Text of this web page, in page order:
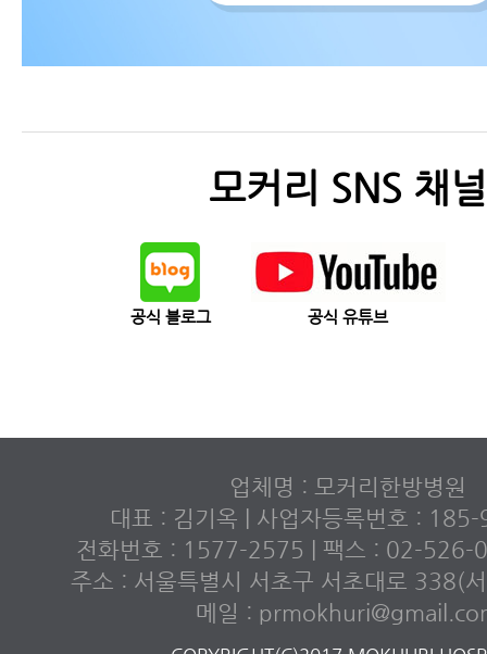
모커리 SNS 채널
공식 블로그 공식 유튜브
업체명 : 모커리한방병원
대표 : 김기옥 | 사업자등록번호 :
전화번호 : 1577-2575 | 팩스 : 02-526-
주소 : 서울특별시 서초구 서초대로 338(
메일 :